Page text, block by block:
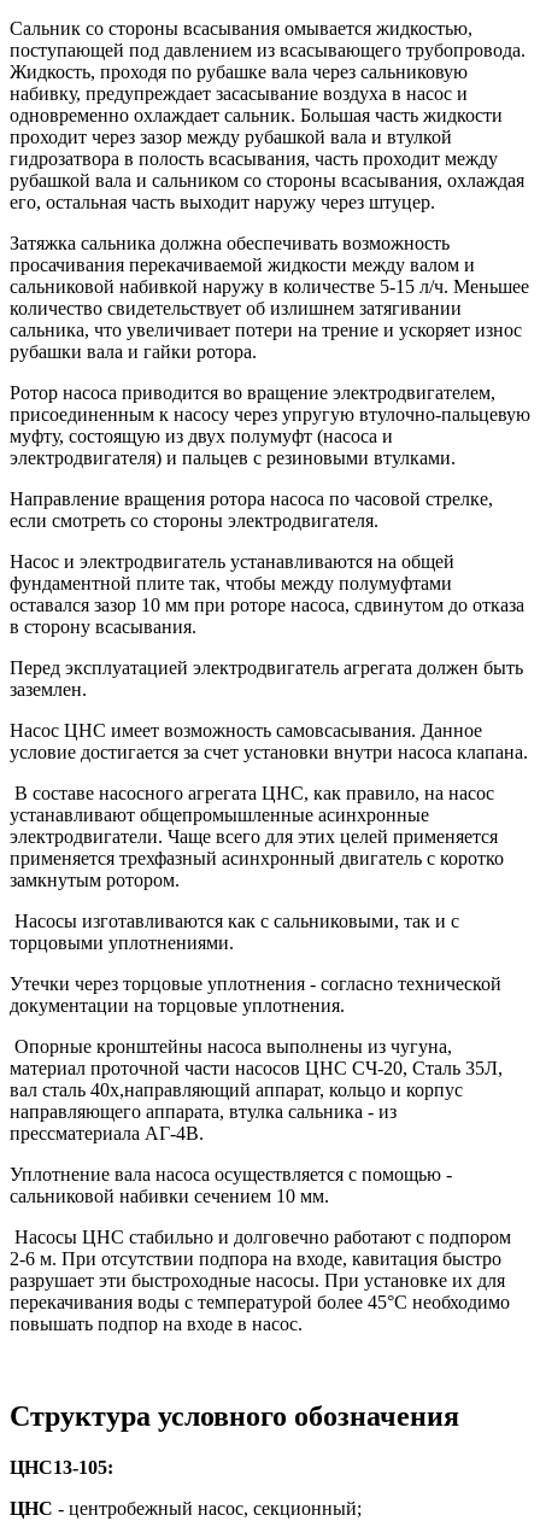
Сальник со стороны всасывания омывается жидкостью,
поступающей под давлением из всасывающего трубопровода.
Жидкость, проходя по рубашке вала через сальниковую
набивку, предупреждает засасывание воздуха в насос и
одновременно охлаждает сальник. Большая часть жидкости
проходит через зазор между рубашкой вала и втулкой
гидрозатвора в полость всасывания, часть проходит между
рубашкой вала и сальником со стороны всасывания, охлаждая
его, остальная часть выходит наружу через штуцер.
Затяжка сальника должна обеспечивать возможность
просачивания перекачиваемой жидкости между валом и
сальниковой набивкой наружу в количестве 5-15 л/ч. Меньшее
количество свидетельствует об излишнем затягивании
сальника, что увеличивает потери на трение и ускоряет износ
рубашки вала и гайки ротора.
Ротор насоса приводится во вращение электродвигателем,
присоединенным к насосу через упругую втулочно-пальцевую
муфту, состоящую из двух полумуфт (насоса и
электродвигателя) и пальцев с резиновыми втулками.
Направление вращения ротора насоса по часовой стрелке,
если смотреть со стороны электродвигателя.
Насос и электродвигатель устанавливаются на общей
фундаментной плите так, чтобы между полумуфтами
оставался зазор 10 мм при роторе насоса, сдвинутом до отказа
в сторону всасывания.
Перед эксплуатацией электродвигатель агрегата должен быть
заземлен.
Насос ЦНС имеет возможность самовсасывания. Данное
условие достигается за счет установки внутри насоса клапана.
В составе насосного агрегата ЦНС, как правило, на насос
устанавливают общепромышленные асинхронные
электродвигатели. Чаще всего для этих целей применяется
применяется трехфазный асинхронный двигатель с коротко
замкнутым ротором.
Насосы изготавливаются как с сальниковыми, так и с
торцовыми уплотнениями.
Утечки через торцовые уплотнения - согласно технической
документации на торцовые уплотнения.
Опорные кронштейны насоса выполнены из чугуна,
материал проточной части насосов ЦНС СЧ-20, Сталь 35Л,
вал сталь 40х,направляющий аппарат, кольцо и корпус
направляющего аппарата, втулка сальника - из
прессматериала АГ-4В.
Уплотнение вала насоса осуществляется с помощью -
сальниковой набивки сечением 10 мм.
Насосы ЦНС стабильно и долговечно работают с подпором
2-6 м. При отсутствии подпора на входе, кавитация быстро
разрушает эти быстроходные насосы. При установке их для
перекачивания воды с температурой более 45°С необходимо
повышать подпор на входе в насос.
Структура условного обозначения
ЦНС13-105:
ЦНС - центробежный насос, секционный;